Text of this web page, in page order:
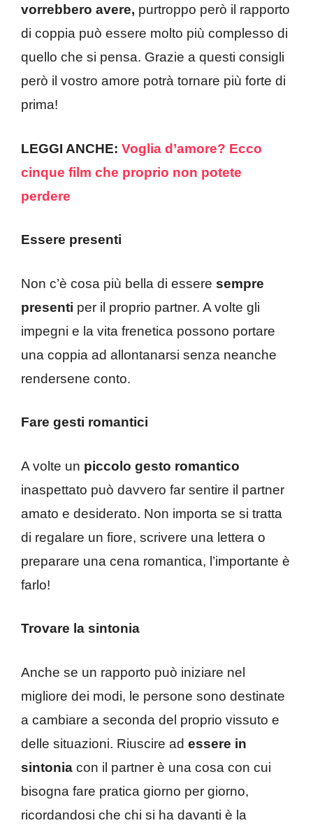
vorrebbero avere, purtroppo però il rapporto
di coppia può essere molto più complesso di
quello che si pensa. Grazie a questi consigli
però il vostro amore potrà tornare più forte di
prima!
LEGGI ANCHE: Voglia d’amore? Ecco
cinque film che proprio non potete
perdere
Essere presenti
Non c’è cosa più bella di essere sempre
presenti per il proprio partner. A volte gli
impegni e la vita frenetica possono portare
una coppia ad allontanarsi senza neanche
rendersene conto.
Fare gesti romantici
A volte un piccolo gesto romantico
inaspettato può davvero far sentire il partner
amato e desiderato. Non importa se si tratta
di regalare un fiore, scrivere una lettera o
preparare una cena romantica, l’importante è
farlo!
Trovare la sintonia
Anche se un rapporto può iniziare nel
migliore dei modi, le persone sono destinate
a cambiare a seconda del proprio vissuto e
delle situazioni. Riuscire ad essere in
sintonia con il partner è una cosa con cui
bisogna fare pratica giorno per giorno,
ricordandosi che chi si ha davanti è la